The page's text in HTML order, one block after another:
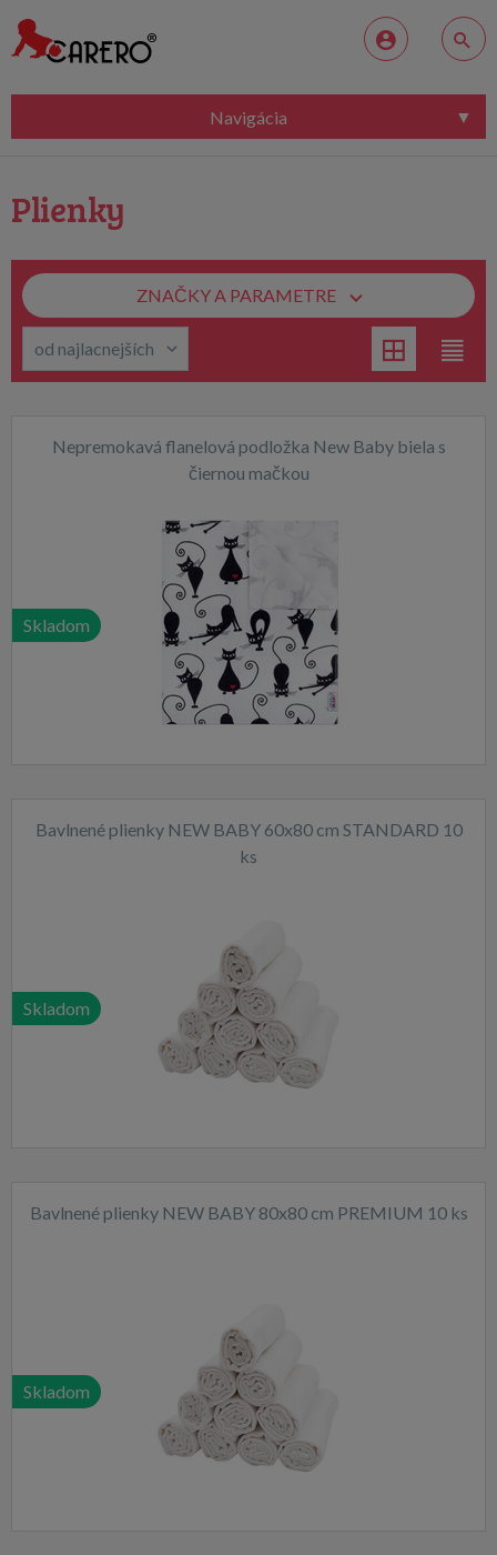
Navigácia
Plienky
ZNAČKY A PARAMETRE
Nepremokavá flanelová podložka New Baby biela s
čiernou mačkou
Skladom
Bavlnené plienky NEW BABY 60x80 cm STANDARD 10
ks
Skladom
Bavlnené plienky NEW BABY 80x80 cm PREMIUM 10 ks
Skladom